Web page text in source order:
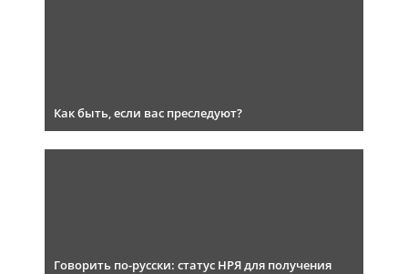
Как быть, если вас преследуют?
Говорить по-русски: статус НРЯ для получения